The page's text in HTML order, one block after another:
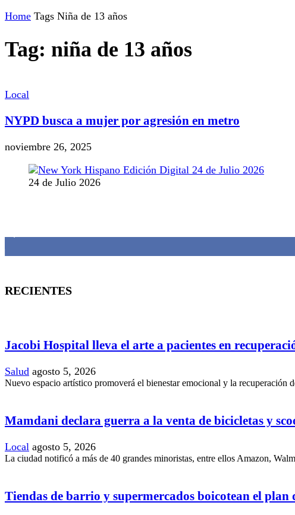
Home Tags Niña de 13 años
Tag: niña de 13 años
Local
NYPD busca a mujer por agresión en metro
noviembre 26, 2025
24 de Julio 2026
RECIENTES
Jacobi Hospital lleva el arte a pacientes en
Salud agosto 5, 2026
Nuevo espacio artístico promoverá el bienestar emocional y la recuperación
Mamdani declara guerra a la venta de bicicletas y
Local agosto 5, 2026
La ciudad notificó a más de 40 grandes minoristas, entre ellos Amazon,
Tiendas de barrio y supermercados boicotean el